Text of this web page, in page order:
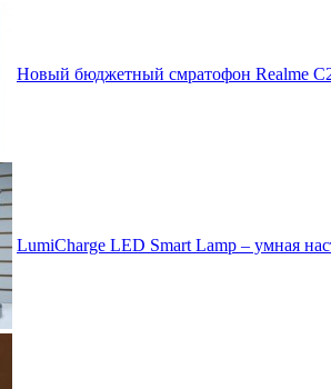
Новый бюджетный смратофон Realme
LumiCharge LED Smart Lamp – умная